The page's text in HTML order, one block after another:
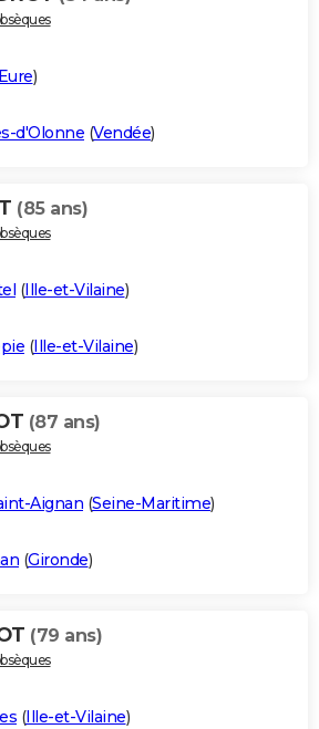
)
d'Olonne (Vendée)
(85 ans)
(Ille-et-Vilaine)
(Ille-et-Vilaine)
(87 ans)
Aignan (Seine-Maritime)
(Gironde)
(79 ans)
(Ille-et-Vilaine)